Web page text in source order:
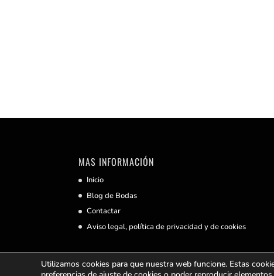
MAS INFORMACIÓN
Inicio
Blog de Bodas
Contactar
Aviso legal, política de privacidad y de cookies
Utilizamos cookies para que nuestra web funcione. Estas